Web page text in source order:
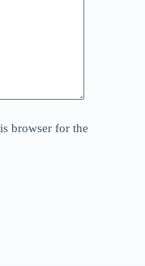
browser for the